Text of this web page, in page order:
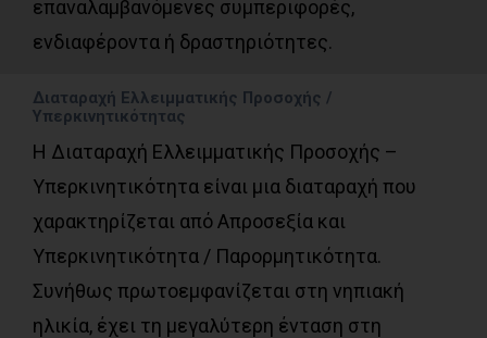
επαναλαμβανόμενες συμπεριφορές,
ενδιαφέροντα ή δραστηριότητες.
Διαταραχή Ελλειμματικής Προσοχής /
Υπερκινητικότητας
Η Διαταραχή Ελλειμματικής Προσοχής –
Υπερκινητικότητα είναι μια διαταραχή που
χαρακτηρίζεται από Απροσεξία και
Υπερκινητικότητα / Παρορμητικότητα.
Συνήθως πρωτοεμφανίζεται στη νηπιακή
ηλικία, έχει τη μεγαλύτερη ένταση στη